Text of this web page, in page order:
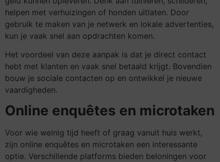
helpen met verhuizingen of honden uitlaten. Door
gebruik te maken van je netwerk en lokale advertenties,
kun je vaak snel aan opdrachten komen.
Het voordeel van deze aanpak is dat je direct contact
hebt met klanten en vaak snel betaald krijgt. Bovendien
bouw je sociale contacten op en ontwikkel je nieuwe
vaardigheden.
Online enquêtes en microtaken
Voor wie weinig tijd heeft of graag vanuit huis werkt,
zijn online enquêtes en microtaken een interessante
optie. Verschillende platforms bieden beloningen voor